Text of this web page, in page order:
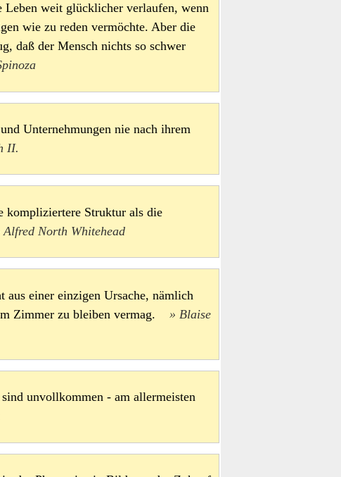
Leben weit glücklicher verlaufen, wenn
wie zu reden vermöchte. Aber die
daß der Mensch nichts so schwer
Unternehmungen nie nach ihrem
II.
kompliziertere Struktur als die
Alfred North Whitehead
aus einer einzigen Ursache, nämlich
Zimmer zu bleiben vermag.
Blaise
unvollkommen - am allermeisten